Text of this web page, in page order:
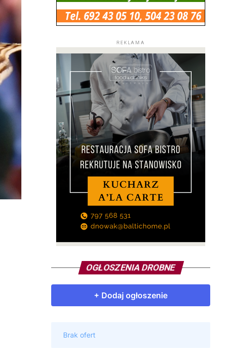
REKLAMA
OGŁOSZENIA DROBNE